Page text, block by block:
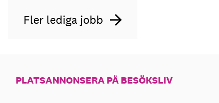
Fler lediga jobb
PLATSANNONSERA PÅ BESÖKSLIV